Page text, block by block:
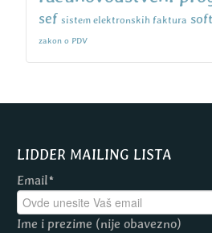
sef sistem elektronskih faktura
zakon o PDV
LIDDER MAILING LISTA
Email*
Ime i prezime (nije obavezno)